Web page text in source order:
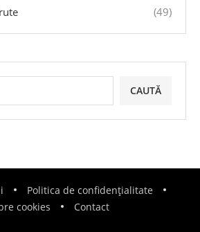
(49)
CAUTĂ
Politica de confidențialitate
cookies
Contact